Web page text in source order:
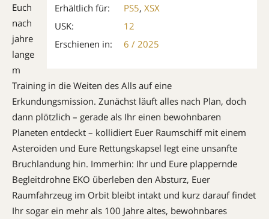
Erhältlich für:
PS5, XSX
USK:
12
Erschienen in:
6 / 2025
Euch
nach
jahre
lange
m
Training in die Weiten des Alls auf eine
Erkundungsmission. Zunächst läuft alles nach Plan, doch
dann plötzlich – gerade als Ihr einen bewohnbaren
Planeten entdeckt – kollidiert Euer Raumschiff mit einem
Asteroiden und Eure Rettungskapsel legt eine unsanfte
Bruchlandung hin. Immerhin: Ihr und Eure plappernde
Begleitdrohne EKO überleben den Absturz, Euer
Raumfahrzeug im Orbit bleibt intakt und kurz darauf findet
Ihr sogar ein mehr als 100 Jahre altes, bewohnbares